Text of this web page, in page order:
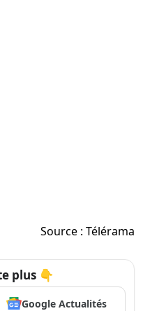
Source : Télérama
plus 👇
Google Actualités